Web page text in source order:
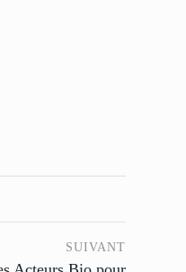
SUIVANT